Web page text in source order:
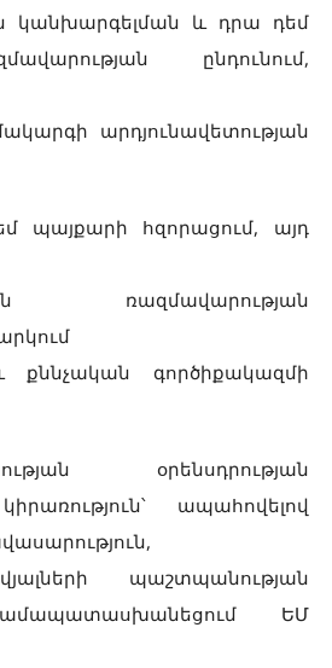
կանխարգելման և դրա դեմ
ընդունում,
արդյունավետության
պայքարի հզորացում, այդ
ռազմավարության
քննչական գործիքակազմի
օրենսդրության
ապահովելով
պաշտպանության
ԵՄ